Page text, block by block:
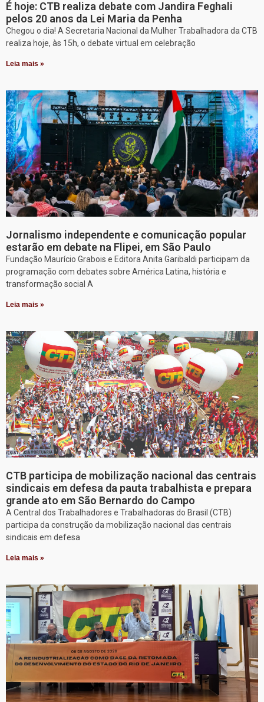
É hoje: CTB realiza debate com Jandira Feghali
pelos 20 anos da Lei Maria da Penha
Chegou o dia! A Secretaria Nacional da Mulher Trabalhadora da CTB
realiza hoje, às 15h, o debate virtual em celebração
Leia mais »
Jornalismo independente e comunicação popular
estarão em debate na Flipei, em São Paulo
Fundação Maurício Grabois e Editora Anita Garibaldi participam da
programação com debates sobre América Latina, história e
transformação social A
Leia mais »
CTB participa de mobilização nacional das centrais
sindicais em defesa da pauta trabalhista e prepara
grande ato em São Bernardo do Campo
A Central dos Trabalhadores e Trabalhadoras do Brasil (CTB)
participa da construção da mobilização nacional das centrais
sindicais em defesa
Leia mais »